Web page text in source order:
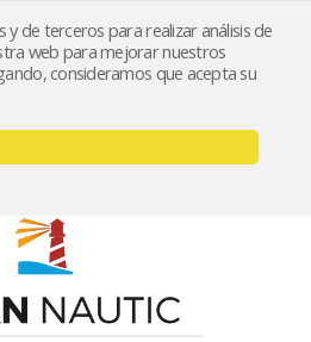
y de terceros para realizar análisis de
web para mejorar nuestros
consideramos que acepta su
Mi cuenta
// 654999333